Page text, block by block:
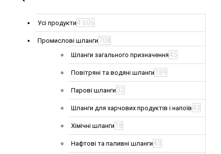
Усі продукти4 606
Промислові шланги 708
Шланги загального призначення45
Повітряні та водяні шланги 189
Парові шланги 32
Шланги для харчових продуктів і напоїв43
Хімічні шланги 18
Нафтові та паливні шланги43